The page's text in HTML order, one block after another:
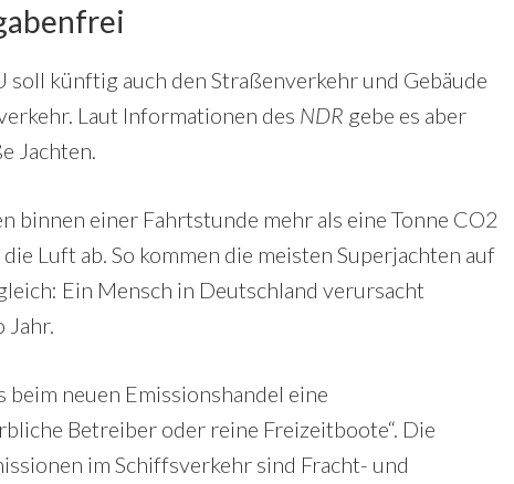
künftig auch den Straßenverkehr und Gebäude
Laut Informationen des NDR gebe es aber
Jachten.
binnen einer Fahrtstunde mehr als eine Tonne CO2
Luft ab. So kommen die meisten Superjachten auf
Ein Mensch in Deutschland verursacht
beim neuen Emissionshandel eine
Betreiber oder reine Freizeitboote“. Die
im Schiffsverkehr sind Fracht- und